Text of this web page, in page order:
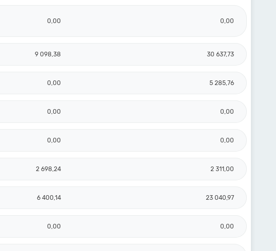
0,00 0,00
9 098,38 30 637,73
0,00 5 285,76
0,00 0,00
0,00 0,00
2 698,24 2 311,00
6 400,14 23 040,97
0,00 0,00